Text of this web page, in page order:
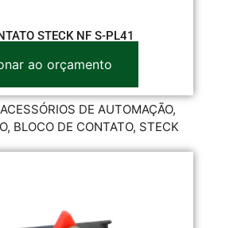
STECK NF S-PL41
ao orçamento
ACESSÓRIOS DE AUTOMAÇÃO,
, BLOCO DE CONTATO, STECK